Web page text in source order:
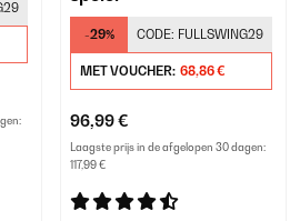
-29% CODE: FULLSWING29
MET VOUCHER: 68,86 €
96,99 €
Laagste prijs in de afgelopen 30 dagen:
117,99 €